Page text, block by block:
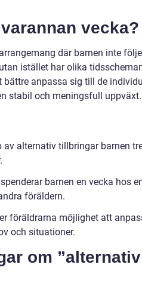
vecka?
där barnen inte
istället har olika
anpassa sig till de
stabil och meningsfull uppväxt.
alternativ tillbringar barnen
barnen en vecka hos
föräldern.
föräldrarna möjlighet att
och situationer.
om